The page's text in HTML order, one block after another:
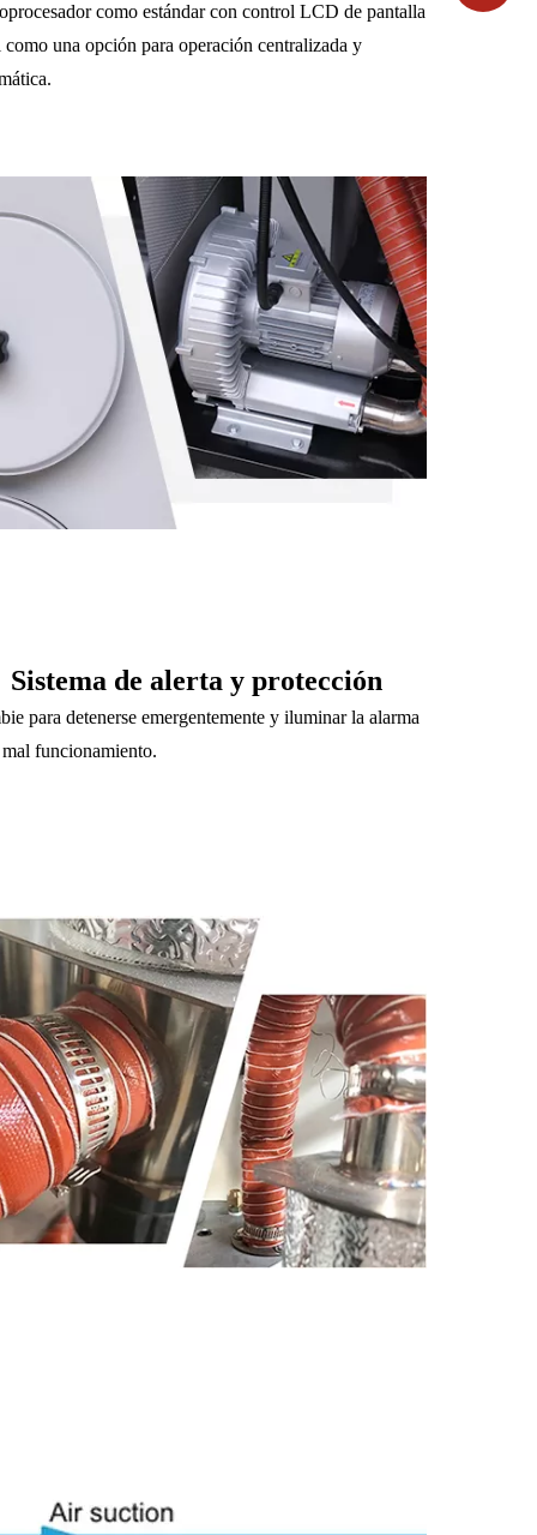
como estándar con control LCD de pantalla
como una opción para operación centralizada y
Sistema de alerta y protección
para detenerse emergentemente y iluminar la alarma
mal funcionamiento.